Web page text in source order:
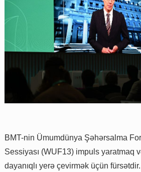
BMT-nin Ümumdünya Şəhərsalma
Sessiyası (WUF13) impuls yaratmaq
dayanıqlı yerə çevirmək üçün fürsətdir.